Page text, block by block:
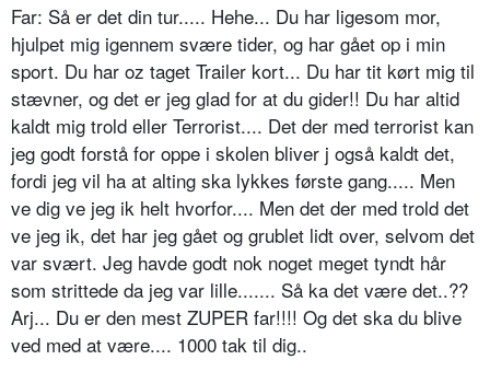
Far: Så er det din tur..... Hehe... Du har ligesom mor,
hjulpet mig igennem svære tider, og har gået op i min
sport. Du har oz taget Trailer kort... Du har tit kørt mig til
stævner, og det er jeg glad for at du gider!! Du har altid
kaldt mig trold eller Terrorist.... Det der med terrorist kan
jeg godt forstå for oppe i skolen bliver j også kaldt det,
fordi jeg vil ha at alting ska lykkes første gang..... Men
ve dig ve jeg ik helt hvorfor.... Men det der med trold det
ve jeg ik, det har jeg gået og grublet lidt over, selvom det
var svært. Jeg havde godt nok noget meget tyndt hår
som strittede da jeg var lille....... Så ka det være det..??
Arj... Du er den mest ZUPER far!!!! Og det ska du blive
ved med at være.... 1000 tak til dig..